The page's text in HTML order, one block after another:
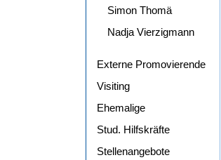
Simon Thomä
Nadja Vierzigmann
Externe Promovierende
Visiting
Ehemalige
Stud. Hilfskräfte
Stellenangebote